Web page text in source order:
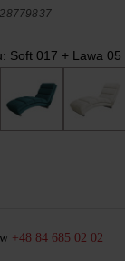
Soft 017 + Lawa 05
+48 84 685 02 02